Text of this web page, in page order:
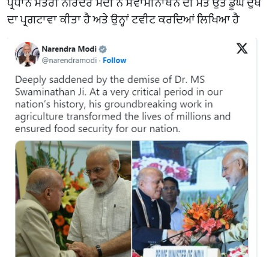
ਦਾ ਪ੍ਰਗਟਾਵਾ ਕੀਤਾ ਹੈ ਅਤੇ ਉਨ੍ਹਾਂ ਟਵੀਟ ਕਰਦਿਆਂ ਲਿਖਿਆ ਹੈ